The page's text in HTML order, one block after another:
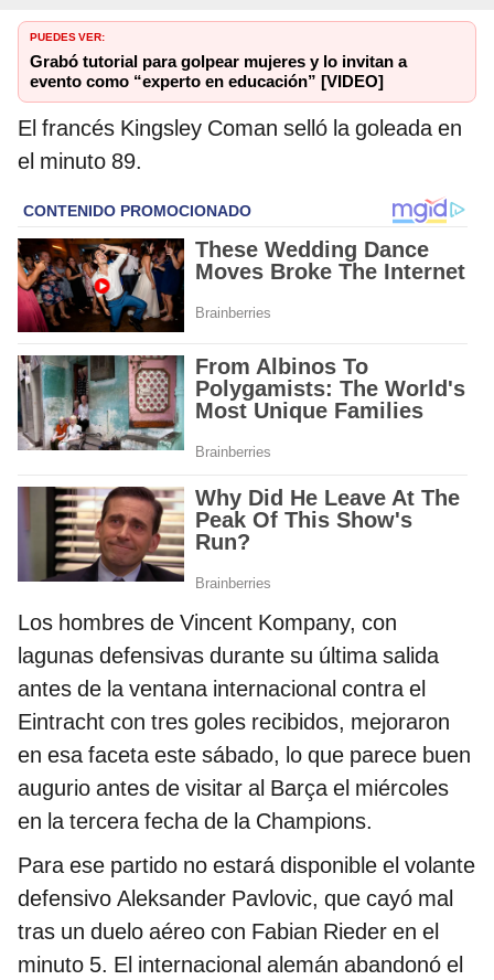
PUEDES VER:
Grabó tutorial para golpear mujeres y lo invitan a
evento como “experto en educación” [VIDEO]
El francés Kingsley Coman selló la goleada en
el minuto 89.
Los hombres de Vincent Kompany, con
lagunas defensivas durante su última salida
antes de la ventana internacional contra el
Eintracht con tres goles recibidos, mejoraron
en esa faceta este sábado, lo que parece buen
augurio antes de visitar al Barça el miércoles
en la tercera fecha de la Champions.
Para ese partido no estará disponible el volante
defensivo Aleksander Pavlovic, que cayó mal
tras un duelo aéreo con Fabian Rieder en el
minuto 5. El internacional alemán abandonó el